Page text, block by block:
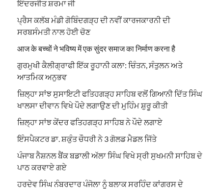
ਇੰਦਰਜੀਤ ਸ਼ਰਮਾ ਜੀ
ਪ੍ਰੈਸ ਕਲੱਬ ਮੰਡੀ ਗੋਬਿੰਦਗੜ੍ਹ ਦੀ ਨਵੀਂ ਕਾਰਜਕਾਰਨੀ ਦੀ
ਸਰਬਸੰਮਤੀ ਨਾਲ ਹੋਈ ਚੋਣ
आज के बच्चों ने भविष्य में एक सुंदर समाज का निर्माण करना है
ਗੁਰਮੁਖੀ ਕੈਲੀਗ੍ਰਾਫੀ ਇੱਕ ਰੂਹਾਨੀ ਕਲਾ: ਚਿੰਤਨ, ਸੰਤੁਲਨ ਅਤੇ
ਆਤਮਿਕ ਅਨੁਭਵ
ਜ਼ਿਲ੍ਹਾ ਸਾਂਝ ਸੁਸਾਇਟੀ ਫਤਿਹਗੜ੍ਹ ਸਾਹਿਬ ਵਲੋਂ ਗਿਆਨੀ ਦਿੱਤ ਸਿੰਘ
ਖਾਲਸਾ ਦੀਵਾਨ ਵਿਖੇ ਪੌਦੇ ਲਗਾਉਣ ਦੀ ਮੁਹਿੰਮ ਸ਼ੁਰੂ ਕੀਤੀ
ਜ਼ਿਲ੍ਹਾ ਸਾਂਝ ਕੇਂਦਰ ਫਤਿਹਗੜ੍ਹ ਸਾਹਿਬ ਨੇ ਪੌਦੇ ਲਗਾਏ
ਇੰਸਪੈਕਟਰ ਡਾ. ਸ਼ਕੁੰਤ ਚੌਧਰੀ ਨੇ 3 ਗੋਲਡ ਮੈਡਲ ਜਿੱਤੇ
ਪੰਜਾਬ ਨੈਸ਼ਨਲ ਬੈਂਕ ਬਡਾਲੀ ਅੱਲਾ ਸਿੰਘ ਵਿਖੇ ਸ੍ਰੀ ਸੁਖਮਨੀ ਸਾਹਿਬ ਦੇ
ਪਾਠ ਕਰਵਾਏ ਗਏ
ਹਰਦੇਵ ਸਿੰਘ ਨੰਬਰਦਾਰ ਪੰਜੋਲਾ ਨੂੰ ਬਲਾਕ ਸਰਹਿੰਦ ਕਾਂਗਰਸ ਦੇ